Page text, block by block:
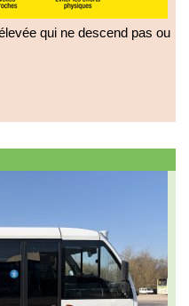
qui ne descend pas ou